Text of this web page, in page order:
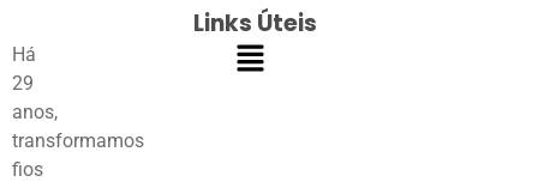
Há
29
anos,
transformamos
fios
Links Úteis